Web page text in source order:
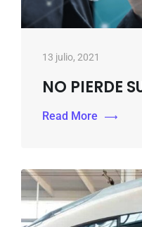
13 julio, 2021
NO PIERDE
Read More